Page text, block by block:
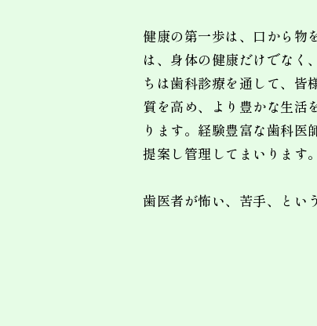
健康の第一歩は、口から物
は、身体の健康だけでなく
ちは歯科診療を通して、皆
質を高め、より豊かな生活
ります。経験豊富な歯科
提案し管理してまいります。
歯医者が怖い、苦手、とい